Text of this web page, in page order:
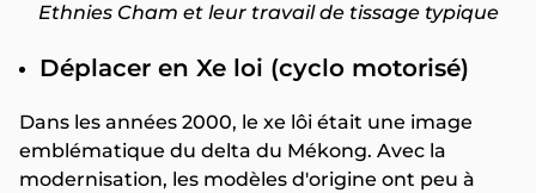
Ethnies Cham et leur travail de tissage typique
Déplacer en Xe loi (cyclo motorisé)
Dans les années 2000, le xe lôi était une image
emblématique du delta du Mékong. Avec la
modernisation, les modèles d'origine ont peu à